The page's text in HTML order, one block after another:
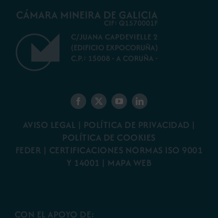
AVISO LEGAL | POLÍTICA DE PRIVACIDAD |
POLÍTICA DE COOKIES
FEDER | CERTIFICACIONES NORMAS ISO 9001
Y 14001 | MAPA WEB
CON EL APOYO DE: